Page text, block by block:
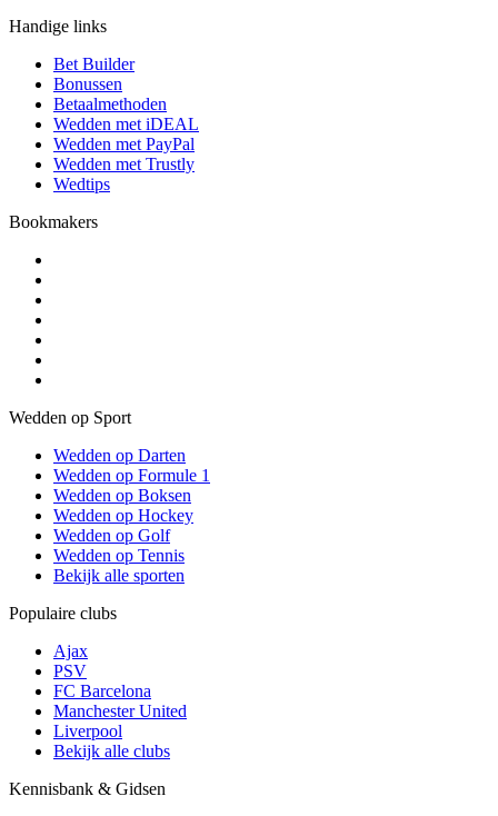
Handige links
Bet Builder
Bonussen
Betaalmethoden
Wedden met iDEAL
Wedden met PayPal
Wedden met Trustly
Wedtips
Bookmakers
Wedden op Sport
Wedden op Darten
Wedden op Formule 1
Wedden op Boksen
Wedden op Hockey
Wedden op Golf
Wedden op Tennis
Bekijk alle sporten
Populaire clubs
Ajax
PSV
FC Barcelona
Manchester United
Liverpool
Bekijk alle clubs
Kennisbank & Gidsen